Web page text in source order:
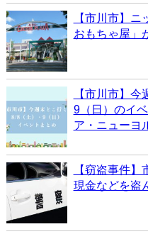
【市川市】ニ
おもちゃ屋」
【市川市】今
9（日）のイ
ア・ニューヨ
【窃盗事件
現金などを盗